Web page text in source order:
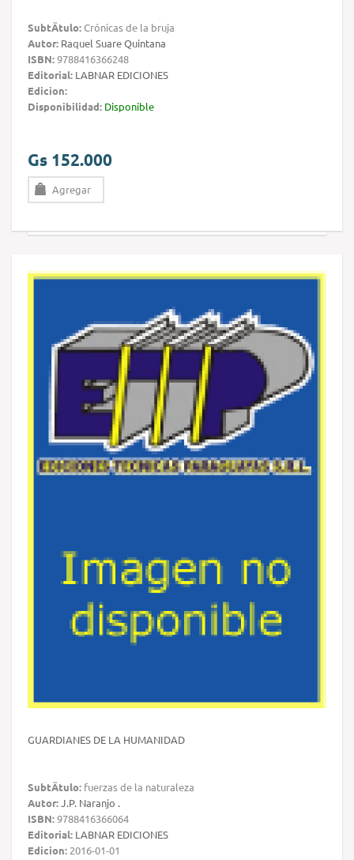
SubtÃ­tulo:Crónicas de la bruja
Autor: Raquel Suare Quintana
ISBN:9788416366248
Editorial: LABNAR EDICIONES
Edicion:
Disponibilidad: Disponible
Gs 152.000
Agregar
GUARDIANES DE LA HUMANIDAD
SubtÃ­tulo: fuerzas de la naturaleza
Autor:J.P. Naranjo .
ISBN:9788416366064
Editorial: LABNAR EDICIONES
Edicion: 2016-01-01